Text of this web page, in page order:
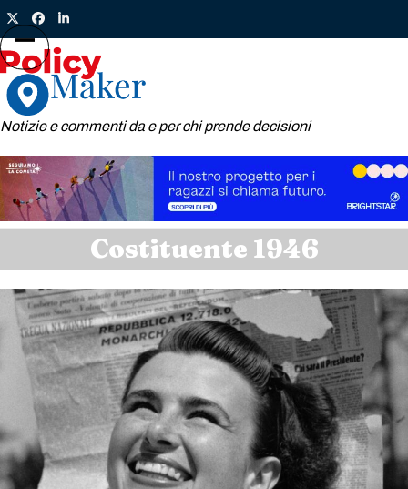
Skip
to
content
TwitterFacebook
LinkedIn
Notizie e commenti da e per chi prende decisioni
Open
mobile
menu
Close
mobile
menu
Costituente 1946